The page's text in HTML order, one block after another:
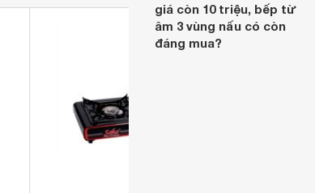
giá còn 10 triệu, bếp từ
âm 3 vùng nấu có còn
đáng mua?